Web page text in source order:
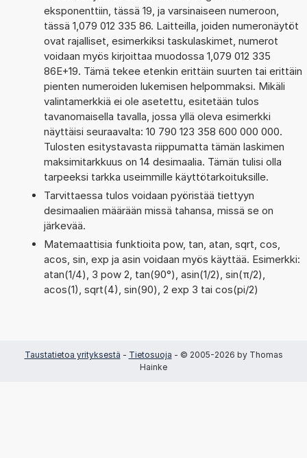
eksponenttiin, tässä 19, ja varsinaiseen numeroon,
tässä 1,079 012 335 86. Laitteilla, joiden numeronäytöt
ovat rajalliset, esimerkiksi taskulaskimet, numerot
voidaan myös kirjoittaa muodossa 1,079 012 335
86E+19. Tämä tekee etenkin erittäin suurten tai erittäin
pienten numeroiden lukemisen helpommaksi. Mikäli
valintamerkkiä ei ole asetettu, esitetään tulos
tavanomaisella tavalla, jossa yllä oleva esimerkki
näyttäisi seuraavalta: 10 790 123 358 600 000 000.
Tulosten esitystavasta riippumatta tämän laskimen
maksimitarkkuus on 14 desimaalia. Tämän tulisi olla
tarpeeksi tarkka useimmille käyttötarkoituksille.
Tarvittaessa tulos voidaan pyöristää tiettyyn
desimaalien määrään missä tahansa, missä se on
järkevää.
Matemaattisia funktioita pow, tan, atan, sqrt, cos,
acos, sin, exp ja asin voidaan myös käyttää. Esimerkki:
atan(1/4), 3 pow 2, tan(90°), asin(1/2), sin(π/2),
acos(1), sqrt(4), sin(90), 2 exp 3 tai cos(pi/2)
Taustatietoa yrityksestä - Tietosuoja - © 2005-2026 by Thomas
Hainke